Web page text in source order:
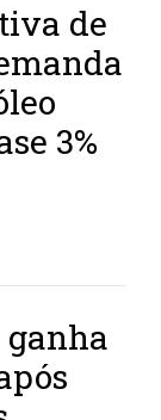
de
3%
ganha